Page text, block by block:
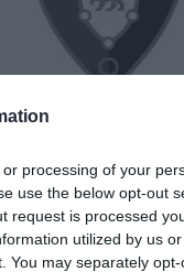
processing of your
use the below opt-out
request is processed
utilized by us
You may separately